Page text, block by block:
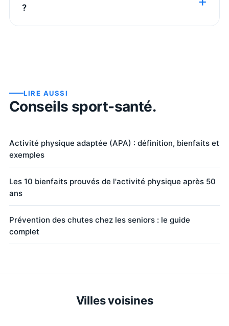
?
LIRE AUSSI
Conseils sport-santé.
Activité physique adaptée (APA) : définition, bienfaits et
exemples
Les 10 bienfaits prouvés de l'activité physique après 50
ans
Prévention des chutes chez les seniors : le guide
complet
Villes voisines